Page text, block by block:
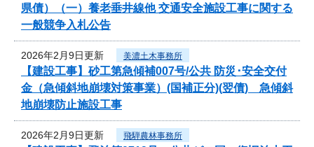
県債）（一）養老垂井線他 交通安全施設工事に関する
一般競争入札公告
2026年2月9日更新 美濃土木事務所
【建設工事】砂工第急傾補007号/公共 防災･安全交付
金（急傾斜地崩壊対策事業）(国補正分)(翌債) 急傾斜
地崩壊防止施設工事
2026年2月9日更新 飛騨農林事務所